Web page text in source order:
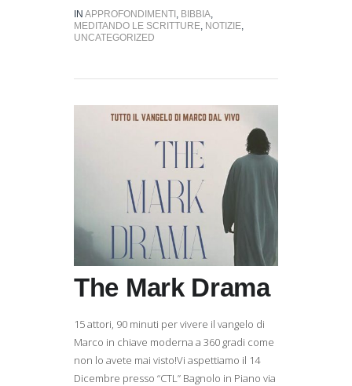
IN APPROFONDIMENTI , BIBBIA,
MEDITANDO LE SCRITTURE, NOTIZIE,
UNCATEGORIZED
The Mark Drama
15 attori, 90 minuti per vivere il vangelo di
Marco in chiave moderna a 360 gradi come
non lo avete mai visto!Vi aspettiamo il 14
Dicembre presso “CTL” Bagnolo in Piano via